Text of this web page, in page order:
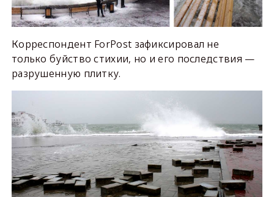
Корреспондент ForPost зафиксировал не
только буйство стихии, но и его последствия —
разрушенную плитку.